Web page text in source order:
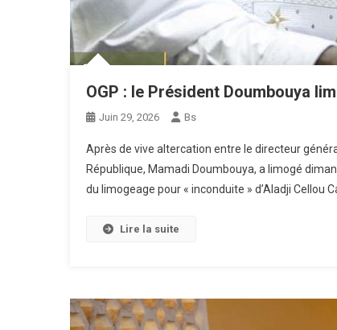
OGP : le Président Doumbouya
Juin 29, 2026 Bs
Après de vive altercation entre le directeur
République, Mamadi Doumbouya, a limogé
du limogeage pour « inconduite » d’Aladji Cellou
Lire la suite